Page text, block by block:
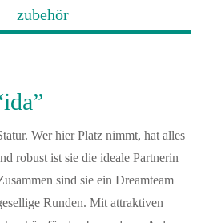
zubehör
Wer hier Platz nimmt, hat alles
robust ist sie die ideale Partnerin
sind sie ein Dreamteam
Runden. Mit attraktiven